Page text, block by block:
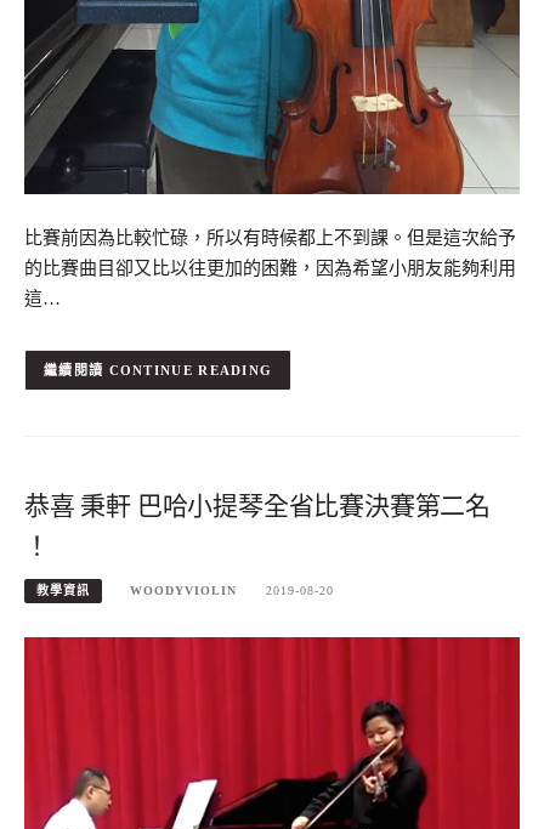
比賽前因為比較忙碌，所以有時候都上不到課。但是這次給予
的比賽曲目卻又比以往更加的困難，因為希望小朋友能夠利用
這…
CONTINUE READING
恭喜 秉軒 巴哈小提琴全省比賽決賽第二名
！
教學資訊 WOODYVIOLIN 2019-08-20